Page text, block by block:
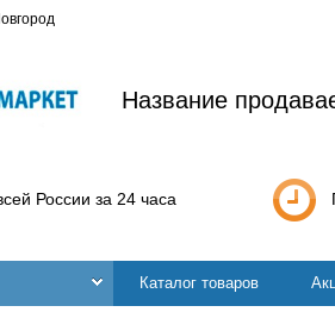
Название
России за 24 часа
Каталог товаров